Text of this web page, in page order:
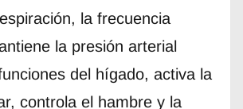
la frecuencia
la presión arterial
del hígado, activa la
controla el hambre y la